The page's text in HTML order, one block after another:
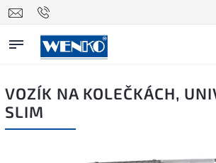
VOZÍK NA KOLEČKÁCH,
SLIM